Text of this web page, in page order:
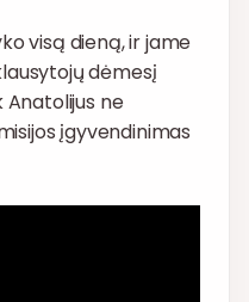
visą dieną, ir jame
dėmesį
ne
įgyvendinimas